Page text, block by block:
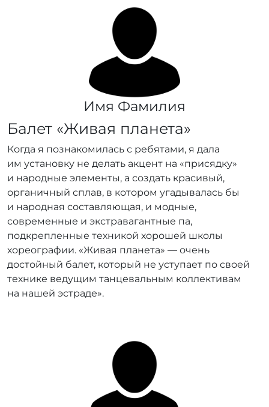
Имя Фамилия
Балет «Живая планета»
Когда я познакомилась с ребятами, я дала
им установку не делать акцент на «присядку»
и народные элементы, а создать красивый,
органичный сплав, в котором угадывалась бы
и народная составляющая, и модные,
современные и экстравагантные па,
подкрепленные техникой хорошей школы
хореографии. «Живая планета» — очень
достойный балет, который не уступает по своей
технике ведущим танцевальным коллективам
на нашей эстраде».